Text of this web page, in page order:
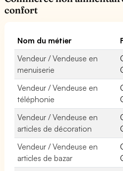
confort
Nom du métier
Vendeur / Vendeuse en
menuiserie
Vendeur / Vendeuse en
téléphonie
Vendeur / Vendeuse en
articles de décoration
Vendeur / Vendeuse en
articles de bazar